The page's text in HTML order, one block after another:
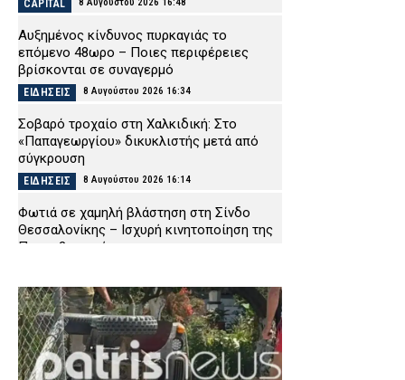
CAPITAL
Αυξημένος κίνδυνος πυρκαγιάς το
επόμενο 48ωρο – Ποιες περιφέρειες
βρίσκονται σε συναγερμό
ΕΙΔΗΣΕΙΣ 8 Αυγούστου 2026 16:34
Σοβαρό τροχαίο στη Χαλκιδική: Στο
«Παπαγεωργίου» δικυκλιστής μετά από
σύγκρουση
ΕΙΔΗΣΕΙΣ 8 Αυγούστου 2026 16:14
Φωτιά σε χαμηλή βλάστηση στη Σίνδο
Θεσσαλονίκης – Ισχυρή κινητοποίηση της
Πυροσβεστικής
Λευκάδα: Συνελήφθη 58χρονος μετά την
καταγγελία της συντρόφου του για
ενδοοικογενειακή βία
ΑΣΤΥΝΟΜΙΑ 8 Αυγούστου 2026 15:48